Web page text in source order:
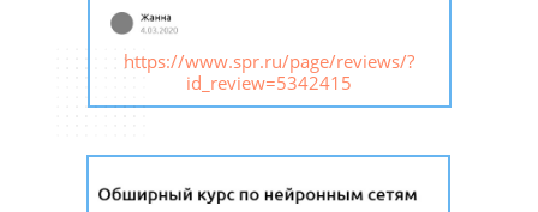
https://www.spr.ru/page/reviews/?
id_review=5342415